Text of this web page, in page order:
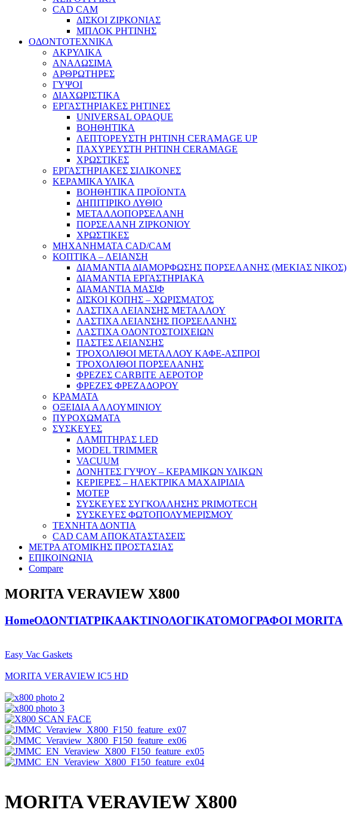
CAD CAM
ΔΙΣΚΟΙ ΖΙΡΚΟΝΙΑΣ
ΜΠΛΟΚ ΡΗΤΙΝΗΣ
ΟΔΟΝΤΟΤΕΧΝΙΚΑ
ΑΚΡΥΛΙΚΑ
ΑΝΑΛΩΣΙΜΑ
ΑΡΘΡΩΤΗΡΕΣ
ΓΥΨΟΙ
ΔΙΑΧΩΡΙΣΤΙΚΑ
ΕΡΓΑΣΤΗΡΙΑΚΕΣ ΡΗΤΙΝΕΣ
UNIVERSAL OPAQUE
ΒΟΗΘΗΤΙΚΑ
ΛΕΠΤΟΡΕΥΣΤΗ ΡΗΤΙΝΗ CERAMAGE UP
ΠΑΧΥΡΕΥΣΤΗ ΡΗΤΙΝΗ CERAMAGE
ΧΡΩΣΤΙΚΕΣ
ΕΡΓΑΣΤΗΡΙΑΚΕΣ ΣΙΛΙΚΟΝΕΣ
ΚΕΡΑΜΙΚΑ ΥΛΙΚΑ
ΒΟΗΘΗΤΙΚΑ ΠΡΟΪΟΝΤΑ
ΔΗΠΙΤΙΡΙΚΟ ΛΥΘΙΟ
ΜΕΤΑΛΛΟΠΟΡΣΕΛΑΝΗ
ΠΟΡΣΕΛΑΝΗ ΖΙΡΚΟΝΙΟΥ
ΧΡΩΣΤΙΚΕΣ
ΜΗΧΑΝΗΜΑΤΑ CAD/CAM
ΚΟΠΤΙΚΑ – ΛΕΙΑΝΣΗ
ΔΙΑΜΑΝΤΙΑ ΔΙΑΜΟΡΦΩΣΗΣ ΠΟΡΣΕΛΑΝΗΣ (ΜΕΚΙΑΣ ΝΙΚΟΣ)
ΔΙΑΜΑΝΤΙΑ ΕΡΓΑΣΤΗΡΙΑΚΑ
ΔΙΑΜΑΝΤΙΑ ΜΑΣΙΦ
ΔΙΣΚΟΙ ΚΟΠΗΣ – ΧΩΡΙΣΜΑΤΟΣ
ΛΑΣΤΙΧΑ ΛΕΙΑΝΣΗΣ ΜΕΤΑΛΛΟΥ
ΛΑΣΤΙΧΑ ΛΕΙΑΝΣΗΣ ΠΟΡΣΕΛΑΝΗΣ
ΛΑΣΤΙΧΑ ΟΔΟΝΤΟΣΤΟΙΧΕΙΩΝ
ΠΑΣΤΕΣ ΛΕΙΑΝΣΗΣ
ΤΡΟΧΟΛΙΘΟΙ ΜΕΤΑΛΛΟΥ ΚΑΦΕ-ΑΣΠΡΟΙ
ΤΡΟΧΟΛΙΘΟΙ ΠΟΡΣΕΛΑΝΗΣ
ΦΡΕΖΕΣ CARBITE ΑΕΡΟΤΟΡ
ΦΡΕΖΕΣ ΦΡΕΖΑΔΟΡΟΥ
ΚΡΑΜΑΤΑ
ΟΞΕΙΔΙΑ ΑΛΛΟΥΜΙΝΙΟΥ
ΠΥΡΟΧΩΜΑΤΑ
ΣΥΣΚΕΥΕΣ
ΛΑΜΠΤΗΡΑΣ LED
MODEL TRIMMER
VACUUM
ΔΟΝΗΤΕΣ ΓΥΨΟΥ – ΚΕΡΑΜΙΚΩΝ ΥΛΙΚΩΝ
ΚΕΡΙΕΡΕΣ – ΗΛΕΚΤΡΙΚΑ ΜΑΧΑΙΡΙΔΙΑ
ΜΟΤΕΡ
ΣΥΣΚΕΥΕΣ ΣΥΓΚΟΛΛΗΣΗΣ PRIMOTECH
ΣΥΣΚΕΥΕΣ ΦΩΤΟΠΟΛΥΜΕΡΙΣΜΟΥ
ΤΕΧΝΗΤΑ ΔΟΝΤΙΑ
CAD CAM ΑΠΟΚΑΤΑΣΤΑΣΕΙΣ
ΜΕΤΡΑ ΑΤΟΜΙΚΗΣ ΠΡΟΣΤΑΣΙΑΣ
ΕΠΙΚΟΙΝΩΝΙΑ
Compare
MORITA VERAVIEW X800
HomeΟΔΟΝΤΙΑΤΡΙΚΑΑΚΤΙΝΟΛΟΓΙΚΑΤΟΜΟΓΡΑΦΟΙ MORITA
Easy Vac Gaskets
MORITA VERAVIEW IC5 HD
MORITA VERAVIEW X800